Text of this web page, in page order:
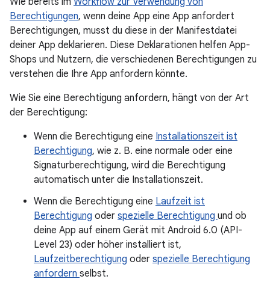
Berechtigungen, wenn deine App eine App anfordert
Berechtigungen, musst du diese in der Manifestdatei
deiner App deklarieren. Diese Deklarationen helfen App-
Shops und Nutzern, die verschiedenen Berechtigungen zu
verstehen die Ihre App anfordern könnte.
Wie Sie eine Berechtigung anfordern, hängt von der Art
der Berechtigung:
Wenn die Berechtigung eine Installationszeit ist
Berechtigung, wie z. B. eine normale oder eine
Signaturberechtigung, wird die Berechtigung
automatisch unter die Installationszeit.
Wenn die Berechtigung eine Laufzeit ist
Berechtigung oder spezielle Berechtigung und ob
deine App auf einem Gerät mit Android 6.0 (API-
Level 23) oder höher installiert ist,
Laufzeitberechtigung oder spezielle Berechtigung
anfordern selbst.